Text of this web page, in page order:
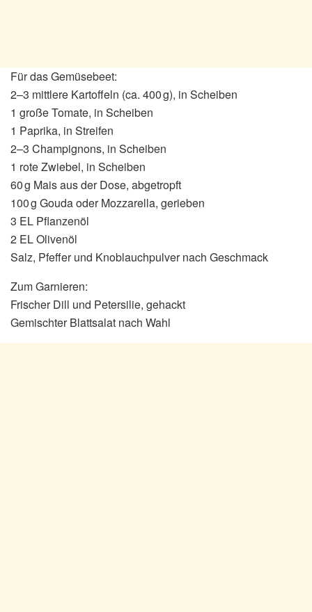
Für das Gemüsebeet:
2–3 mittlere Kartoffeln (ca. 400 g), in Scheiben
1 große Tomate, in Scheiben
1 Paprika, in Streifen
2–3 Champignons, in Scheiben
1 rote Zwiebel, in Scheiben
60 g Mais aus der Dose, abgetropft
100 g Gouda oder Mozzarella, gerieben
3 EL Pflanzenöl
2 EL Olivenöl
Salz, Pfeffer und Knoblauchpulver nach Geschmack
Zum Garnieren:
Frischer Dill und Petersilie, gehackt
Gemischter Blattsalat nach Wahl